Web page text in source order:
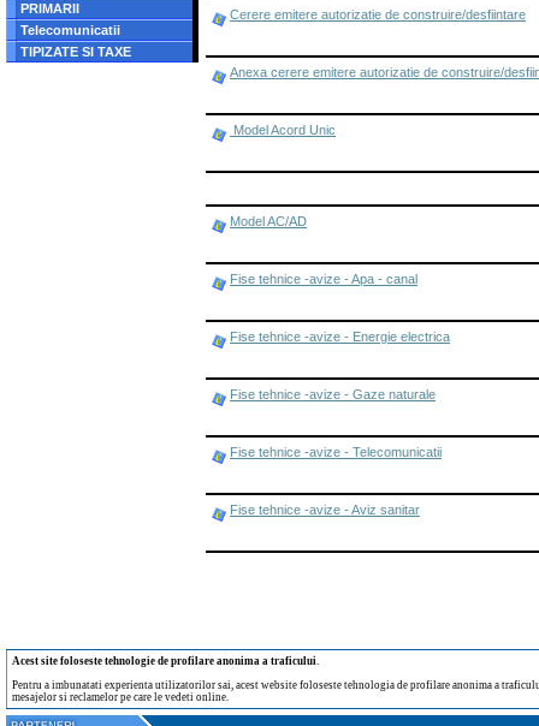
PRIMARII
Telecomunicatii
TIPIZATE SI TAXE
Cerere emitere autorizatie de construire/desfiintare
Anexa cerere emitere autorizatie de construire/
Model Acord Unic
Model AC/AD
Fise tehnice -avize - Apa - canal
Fise tehnice -avize - Energie electrica
Fise tehnice -avize - Gaze naturale
Fise tehnice -avize - Telecomunicatii
Fise tehnice -avize - Aviz sanitar
Acest site foloseste tehnologie de profilare anonima a traficului.
Pentru a imbunatati experienta utilizatorilor sai, acest website foloseste tehnologia de profilare anonima a
mesajelor si reclamelor pe care le vedeti online.